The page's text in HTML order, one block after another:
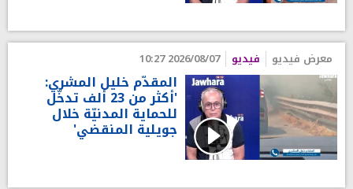
معرض فيديو فيديو 2026/08/07 10:27
المقدّم خليل المشري:
'أكثر من 23 ألف تدخّل
للحماية المدنيّة خلال
جويلية المنقضي'